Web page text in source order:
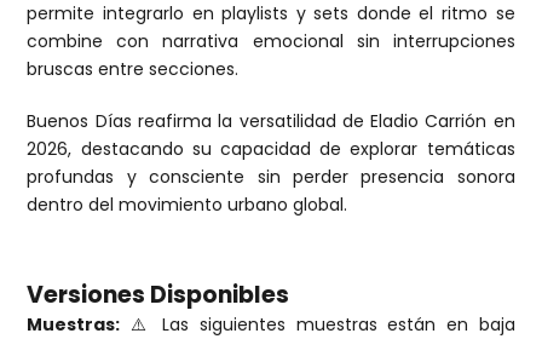
permite integrarlo en playlists y sets donde el ritmo se
combine con narrativa emocional sin interrupciones
bruscas entre secciones.
Buenos Días reafirma la versatilidad de Eladio Carrión en
2026, destacando su capacidad de explorar temáticas
profundas y consciente sin perder presencia sonora
dentro del movimiento urbano global.
Versiones Disponibles
Muestras: ⚠️ Las siguientes muestras están en baja